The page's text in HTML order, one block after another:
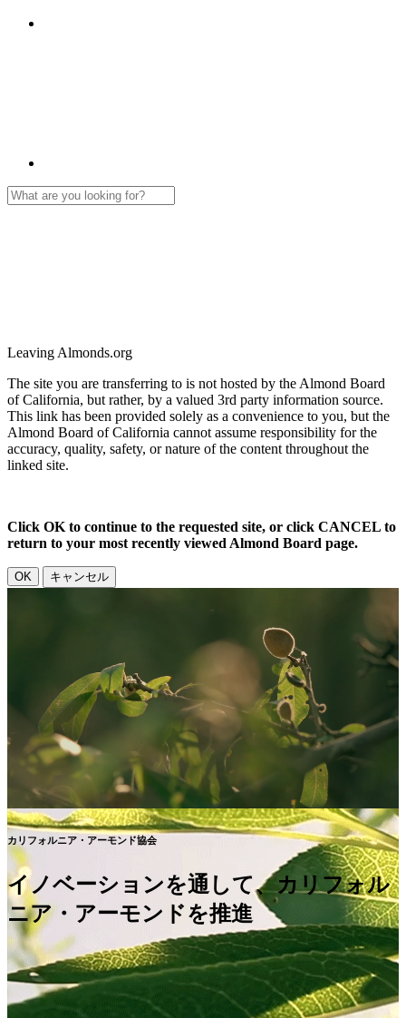
Leaving Almonds.org
The site you are transferring to is not hosted by the Almond Board
of California, but rather, by a valued 3rd party information source.
This link has been provided solely as a convenience to you, but the
Almond Board of California cannot assume responsibility for the
accuracy, quality, safety, or nature of the content throughout the
linked site.
Click OK to continue to the requested site, or click CANCEL to
return to your most recently viewed Almond Board page.
OK キャンセル
カリフォルニア・アーモンド協会
イノベーションを通して、カリフォル
ニア・アーモンドを推進